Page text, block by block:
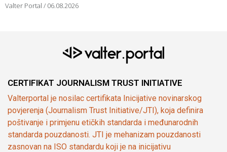
Valter Portal 06.08.2026
CERTIFIKAT JOURNALISM TRUST INITIATIVE
Valterportal je nosilac certifikata Inicijative novinarskog
povjerenja (Journalism Trust Initiative/JTI), koja definira
poštivanje i primjenu etičkih standarda i međunarodnih
standarda pouzdanosti. JTI je mehanizam pouzdanosti
zasnovan na ISO standardu koji je na inicijativu